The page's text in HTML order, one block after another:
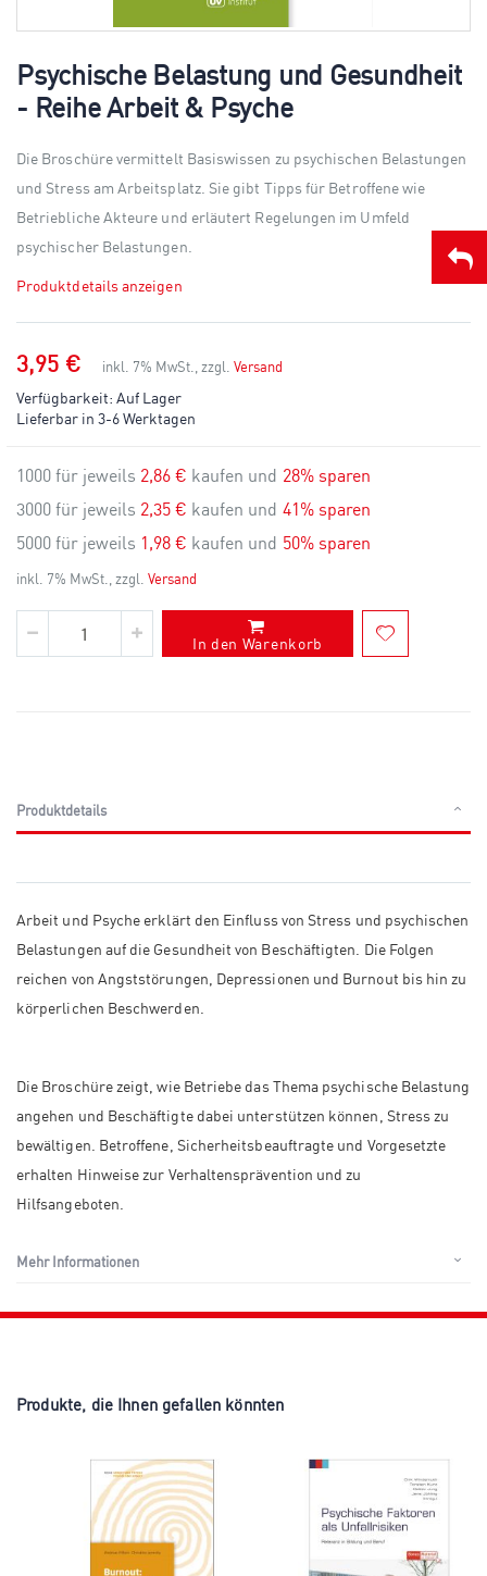
to
the
beginning
images
gallery
Psychische Belastung und Gesundheit
- Reihe Arbeit & Psyche
Die Broschüre vermittelt Basiswissen zu psychischen Belastungen
und Stress am Arbeitsplatz. Sie gibt Tipps für Betroffene wie
Betriebliche Akteure und erläutert Regelungen im Umfeld
psychischer Belastungen.
Produktdetails anzeigen
3,95 € inkl. 7% MwSt., zzgl. Versand
Verfügbarkeit: Auf Lager
Lieferbar in 3-6 Werktagen
1000 für jeweils 2,86 € kaufen und 28% sparen
3000 für jeweils 2,35 € kaufen und 41% sparen
5000 für jeweils 1,98 € kaufen und 50% sparen
inkl. 7% MwSt., zzgl. Versand
In den Warenkorb
Produktdetails
Arbeit und Psyche erklärt den Einfluss von Stress und psychischen
Belastungen auf die Gesundheit von Beschäftigten. Die Folgen
reichen von Angststörungen, Depressionen und Burnout bis hin zu
körperlichen Beschwerden.
Die Broschüre zeigt, wie Betriebe das Thema psychische Belastung
angehen und Beschäftigte dabei unterstützen können, Stress zu
bewältigen. Betroffene, Sicherheitsbeauftragte und Vorgesetzte
erhalten Hinweise zur Verhaltensprävention und zu
Hilfsangeboten.
Mehr Informationen
Produkte, die Ihnen gefallen könnten